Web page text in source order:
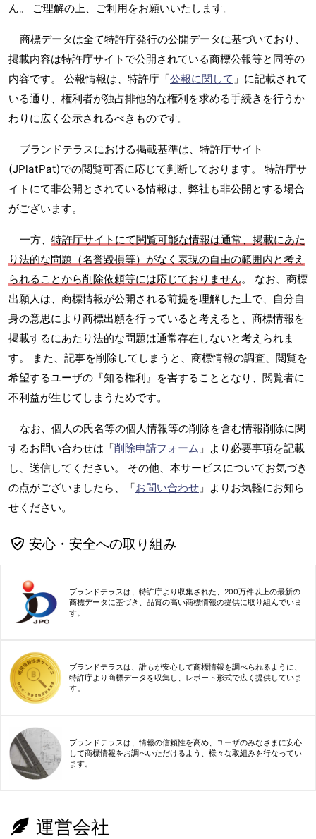
ん。 ご理解の上、ご利用をお願いいたします。
商標データは全て特許庁発行の公開データに基づいており、
掲載内容は特許庁サイトで公開されている商標公報等と同等の
内容です。 公報情報は、特許庁「公報に関して 」に記載されて
いる通り、権利者が独占排他的な権利を求める手続きを行うか
わりに広く公示されるべきものです。
ブランドテラスにおける掲載基準は、特許庁サイト
(JPlatPat)での閲覧可否に応じて判断しております。 特許庁サ
イトにて非公開とされている情報は、弊社も非公開とする場合
がございます。
一方、 特許庁サイトにて閲覧可能な情報は通常、掲載にあた
り法的な問題（名誉毀損等）がなく表現の自由の範囲内と考え
られることから削除依頼等には応じておりません。 なお、商標
出願人は、商標情報が公開される前提を理解した上で、自分自
身の意思により商標出願を行っていると考えると、商標情報を
掲載するにあたり法的な問題は通常存在しないと考えられま
す。 また、記事を削除してしまうと、商標情報の調査、閲覧を
希望するユーザの『知る権利』を害することとなり、閲覧者に
不利益が生じてしまうためです。
なお、個人の氏名等の個人情報等の削除を含む情報削除に関
するお問い合わせは「削除申請フォーム 」より必要事項を記載
し、送信してください。 その他、本サービスについてお気づき
の点がございましたら、「お問い合わせ 」よりお気軽にお知ら
せください。
安心・安全への取り組み
ブランドテラスは、特許庁より収集された、200万件以上の最新の
商標データに基づき、品質の高い商標情報の提供に取り組んでいま
す。
ブランドテラスは、誰もが安心して商標情報を調べられるように、
特許庁より商標データを収集し、レポート形式で広く提供していま
す。
ブランドテラスは、情報の信頼性を高め、ユーザのみなさまに安心
して商標情報をお調べいただけるよう、様々な取組みを行なってい
ます。
運営会社